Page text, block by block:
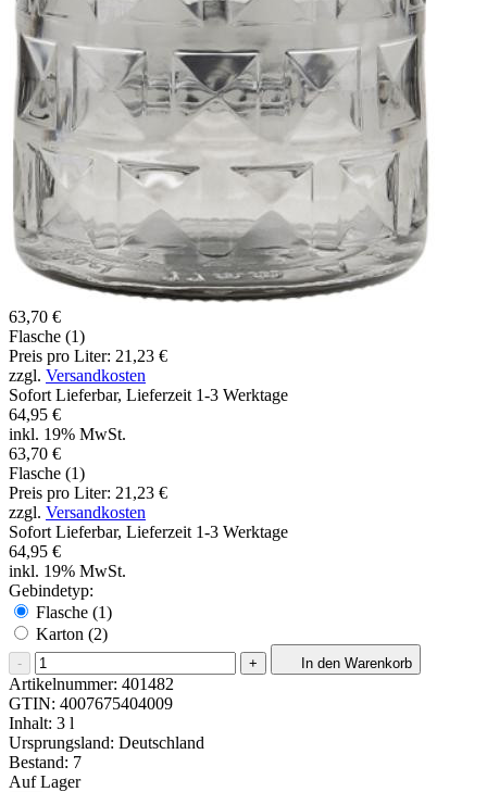
63,70 €
Flasche (1)
Preis pro Liter: 21,23 €
zzgl. Versandkosten
Sofort Lieferbar, Lieferzeit 1-3 Werktage
64,95 €
inkl. 19% MwSt.
63,70 €
Flasche (1)
Preis pro Liter: 21,23 €
zzgl. Versandkosten
Sofort Lieferbar, Lieferzeit 1-3 Werktage
64,95 €
inkl. 19% MwSt.
Gebindetyp:
Flasche (1)
Karton (2)
- + In den Warenkorb
Artikelnummer: 401482
GTIN: 4007675404009
Inhalt: 3 l
Ursprungsland: Deutschland
Bestand: 7
Auf Lager